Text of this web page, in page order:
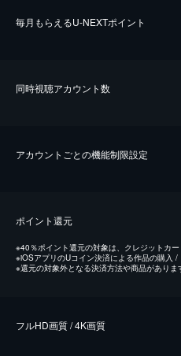
毎⽉もらえるU-NEXTポイント
同時視聴アカウント数
アカウントごとの機能制限設定
ポイント還元
※40％ポイント還元の対象は、クレジットカ
※iOSアプリのUコイン決済による作品の購入 /
※還元の対象外となる決済方法や商品がありま
フルHD画質 / 4K画質